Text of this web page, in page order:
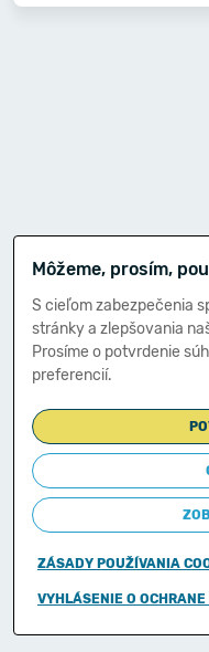
Môžeme, prosím,
S cieľom zabezpečenia
stránky a zlepšovania
Prosíme o potvrdenie
preferencií.
ZÁSADY POUŽÍVANIA
VYHLÁSENIE O